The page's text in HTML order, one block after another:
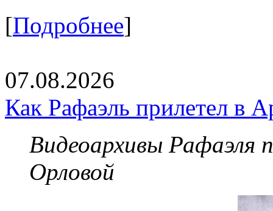
[Подробнее]
07.08.2026
Как Рафаэль прилетел в
Видеоархивы Рафаэля
Орловой